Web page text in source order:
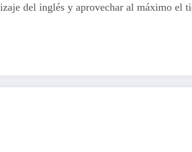
del inglés y aprovechar al máximo el